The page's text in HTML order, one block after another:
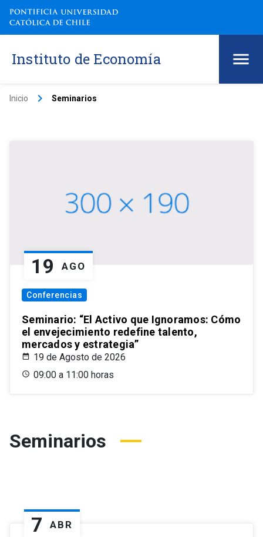
Instituto de Economía
Inicio keyboard_arrow_right Seminarios
19 AGO
Conferencias
Seminario: “El Activo que Ignoramos: Cómo
el envejecimiento redefine talento,
mercados y estrategia”
19 de Agosto de 2026
09:00 a 11:00 horas
Seminarios
7 ABR